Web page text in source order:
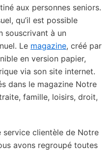
aux personnes seniors.
qu’il est possible
souscrivant à un
Le magazine, créé par
en version papier,
via son site internet.
dans le magazine Notre
famille, loisirs, droit,
clientèle de Notre
avons regroupé toutes